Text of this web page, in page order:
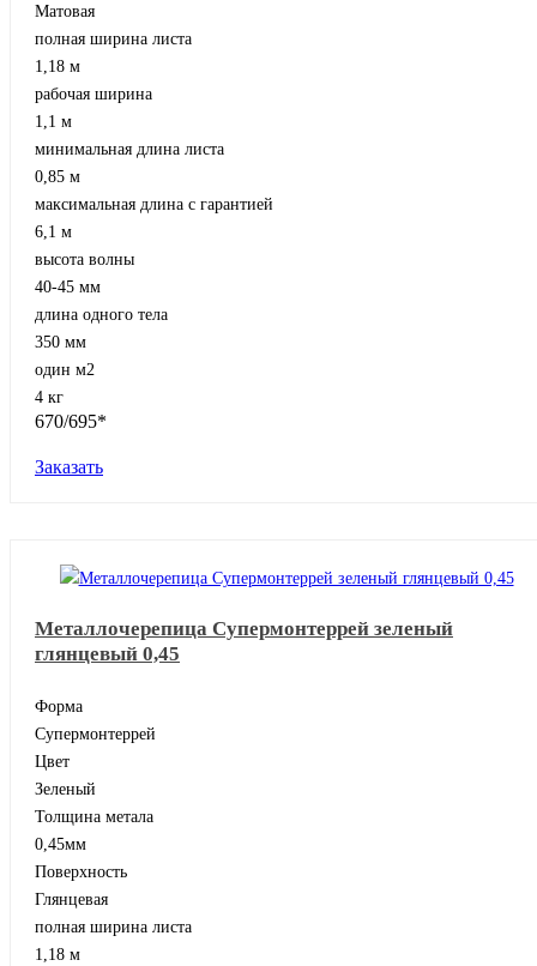
Матовая
полная ширина листа
1,18 м
рабочая ширина
1,1 м
минимальная длина листа
0,85 м
максимальная длина с гарантией
6,1 м
высота волны
40-45 мм
длина одного тела
350 мм
один м2
4 кг
670/695*
Заказать
Металлочерепица Супермонтеррей зеленый
глянцевый 0,45
Форма
Супермонтеррей
Цвет
Зеленый
Толщина метала
0,45мм
Поверхность
Глянцевая
полная ширина листа
1,18 м